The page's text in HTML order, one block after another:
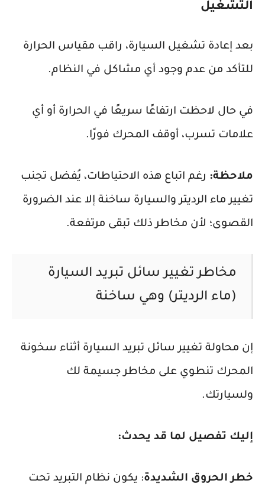
التشغيل
بعد إعادة تشغيل السيارة، راقب مقياس الحرارة
للتأكد من عدم وجود أي مشاكل في النظام.
في حال لاحظت ارتفاعًا سريعًا في الحرارة أو أي
علامات تسرب، أوقف المحرك فورًا.
ملاحظة: رغم اتباع هذه الاحتياطات، يُفضل تجنب
تغيير ماء الرديتر والسيارة ساخنة إلا عند الضرورة
القصوى؛ لأن مخاطر ذلك تبقى مرتفعة.
مخاطر تغيير سائل تبريد السيارة
(ماء الرديتر) وهي ساخنة
إن محاولة تغيير سائل تبريد السيارة أثناء سخونة
المحرك تنطوي على مخاطر جسيمة لك
ولسيارتك.
إليك تفصيل لما قد يحدث:
خطر الحروق الشديدة: يكون نظام التبريد تحت